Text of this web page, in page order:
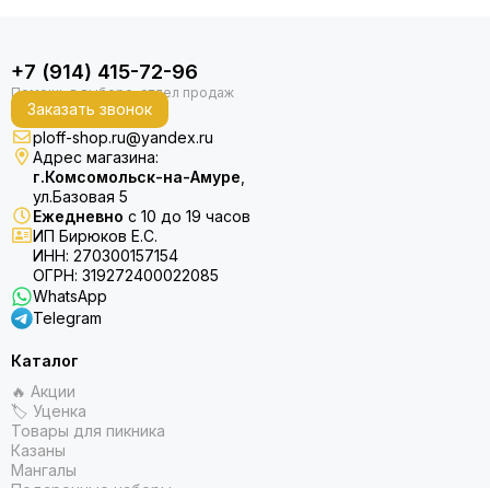
+7 (914) 415-72-96
Заказать звонок
ploff-shop.ru@yandex.ru
Адрес магазина:
г.Комсомольск-на-Амуре
ул.Базовая 5
Ежедневно с 10 до 19 часов
ИП Бирюков Е.С.
ИНН: 270300157154
ОГРН: 319272400022085
WhatsApp
Telegram
Каталог
🔥 Акции
🏷 Уценка
Товары для пикника
Казаны
Мангалы